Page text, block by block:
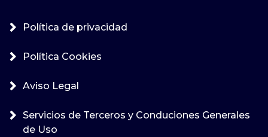
Política de privacidad
Política Cookies
Aviso Legal
Servicios de Terceros y Conduciones Generales
de Uso